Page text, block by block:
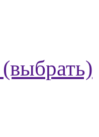
(выбрать)